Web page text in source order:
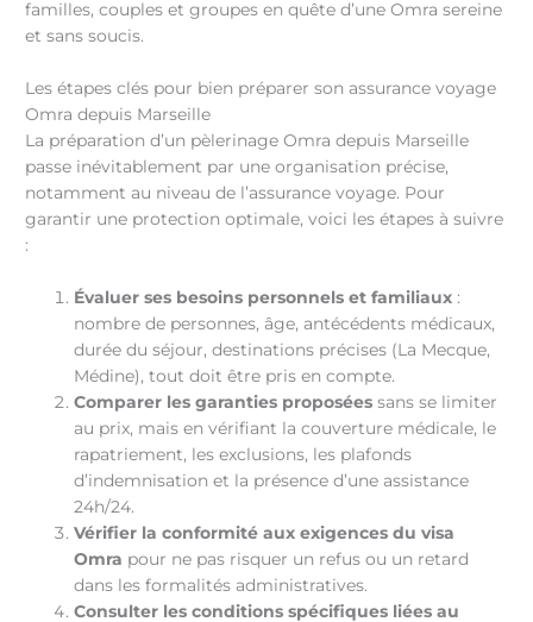
familles, couples et groupes en quête d’une Omra sereine
et sans soucis.
Les étapes clés pour bien préparer son assurance voyage
Omra depuis Marseille
La préparation d’un pèlerinage Omra depuis Marseille
passe inévitablement par une organisation précise,
notamment au niveau de l’assurance voyage. Pour
garantir une protection optimale, voici les étapes à suivre
:
Évaluer ses besoins personnels et familiaux :
nombre de personnes, âge, antécédents médicaux,
durée du séjour, destinations précises (La Mecque,
Médine), tout doit être pris en compte.
Comparer les garanties proposées sans se limiter
au prix, mais en vérifiant la couverture médicale, le
rapatriement, les exclusions, les plafonds
d’indemnisation et la présence d’une assistance
24h/24.
Vérifier la conformité aux exigences du visa
Omra pour ne pas risquer un refus ou un retard
dans les formalités administratives.
Consulter les conditions spécifiques liées au